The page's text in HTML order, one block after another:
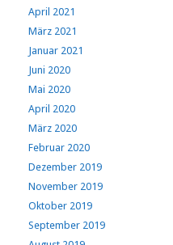
April 2021
März 2021
Januar 2021
Juni 2020
Mai 2020
April 2020
März 2020
Februar 2020
Dezember 2019
November 2019
Oktober 2019
September 2019